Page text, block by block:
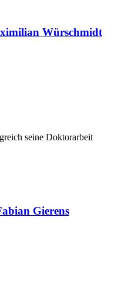
Würschmidt
seine Doktorarbeit
Gierens